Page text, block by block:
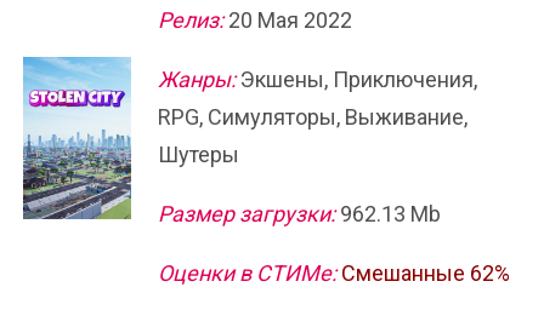
Релиз:20 Мая 2022
Жанры:Экшены, Приключения,
RPG, Симуляторы, Выживание,
Шутеры
Размер загрузки:962.13 Mb
Оценки в СТИМе: Смешанные 62%